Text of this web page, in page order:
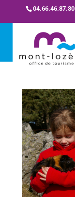
04.66.46.87.30